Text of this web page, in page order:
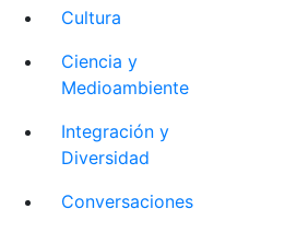
Cultura
Ciencia y
Medioambiente
Integración y
Diversidad
Conversaciones